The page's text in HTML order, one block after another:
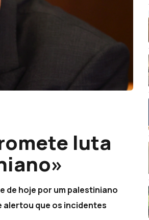
luta
de hoje por um palestiniano
alertou que os incidentes